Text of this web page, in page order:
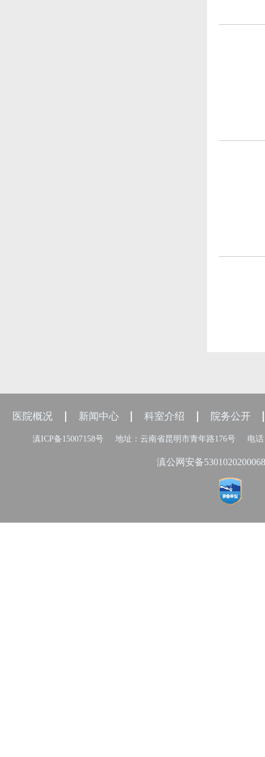
医院概况 新闻中心 科室介绍 院务公开
滇ICP备15007158号 地址：云南省昆明市青年路176号 电话
滇公网安备